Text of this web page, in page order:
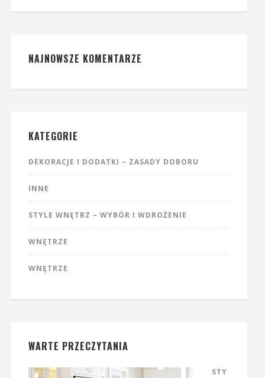
NAJNOWSZE KOMENTARZE
KATEGORIE
DEKORACJE I DODATKI – ZASADY DOBORU
INNE
STYLE WNĘTRZ – WYBÓR I WDROŻENIE
WNĘTRZE
WNĘTRZE
WARTE PRZECZYTANIA
STY